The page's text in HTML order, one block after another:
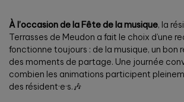
À l’occasion de la Fête de la musique, la
Terrasses de Meudon a fait le choix d’une
fonctionne toujours : de la musique, un bon
des moments de partage. Une journée
combien les animations participent
des résident·e·s.🎶